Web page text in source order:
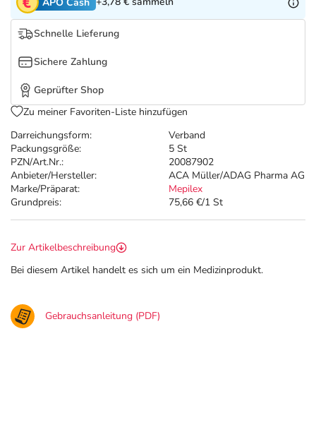
Tierapotheke
Vitamine & Mineralstoffe
Salus Deals
Darreichungsform:
Verband
Packungsgröße:
5 St
PZN/Art.Nr.:
20087902
Anbieter/Hersteller:
ACA Müller/ADAG Pharma AG
Marke/Präparat:
Mepilex
Grundpreis:
75,66 €/1 St
Schnelle Lieferung
Sichere Zahlung
Geprüfter Shop
Zu meiner Favoriten-Liste hinzufügen
Zur Artikelbeschreibung
Bei diesem Artikel handelt es sich um ein Medizinprodukt.
Gebrauchsanleitung (PDF)